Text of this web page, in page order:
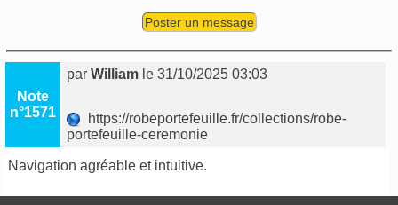
Poster un message
Note
n°1571
parWilliam le 31/10/2025 03:03
https://robeportefeuille.fr/collections/robe-
portefeuille-ceremonie
Navigation agréable et intuitive.